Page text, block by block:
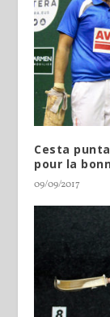
Cesta
pour la
09/09/2017